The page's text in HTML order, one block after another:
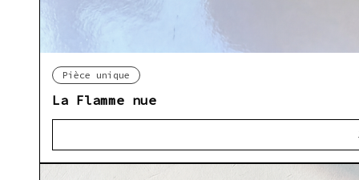
Pièce unique
La Flamme nue